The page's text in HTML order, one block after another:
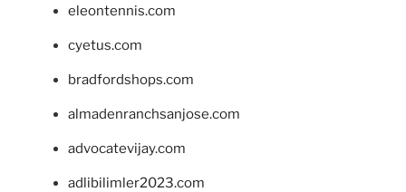
eleontennis.com
cyetus.com
bradfordshops.com
almadenranchsanjose.com
advocatevijay.com
adlibilimler2023.com